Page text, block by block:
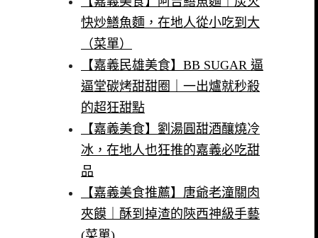
快炒鱔魚麵，在地人從小吃到大
（菜單）
【嘉義民雄美食】BB SUGAR 逼
逼堂碳烤甜甜圈｜一出爐就秒殺
的超狂甜點
【嘉義美食】劉湯圓甜酒釀燒冷
冰，在地人也狂推的嘉義必吃甜
品
【嘉義美食推薦】唐爺老潼關肉
夾饃｜酥到掉渣的陝西神級手藝